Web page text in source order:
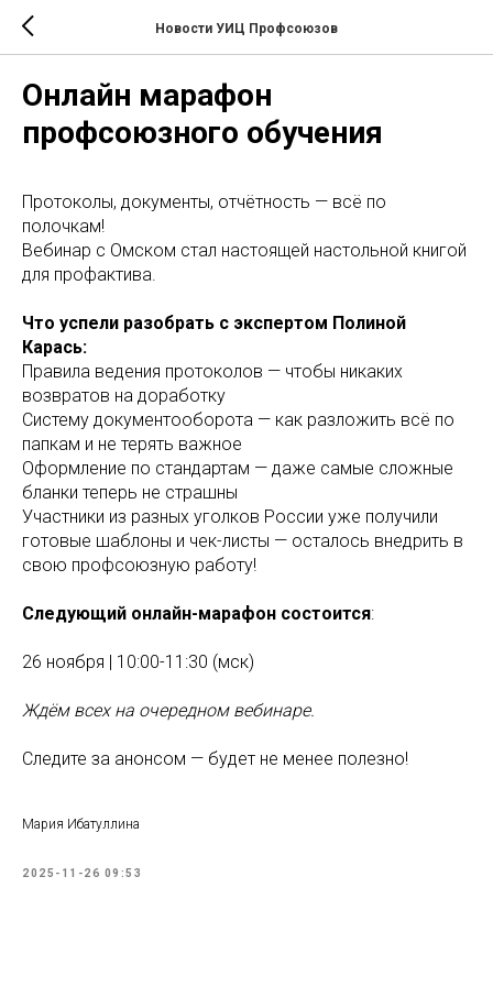
Новости УИЦ Профсоюзов
Онлайн марафон
профсоюзного обучения
Протоколы, документы, отчётность — всё по
полочкам!
Вебинар с Омском стал настоящей настольной книгой
для профактива.
Что успели разобрать с экспертом Полиной
Карась:
Правила ведения протоколов — чтобы никаких
возвратов на доработку
Систему документооборота — как разложить всё по
папкам и не терять важное
Оформление по стандартам — даже самые сложные
бланки теперь не страшны
Участники из разных уголков России уже получили
готовые шаблоны и чек-листы — осталось внедрить в
свою профсоюзную работу!
Следующий онлайн-марафон состоится:
26 ноября | 10:00-11:30 (мск)
Ждём всех на очередном вебинаре.
Следите за анонсом — будет не менее полезно!
Мария Ибатуллина
2025-11-26 09:53